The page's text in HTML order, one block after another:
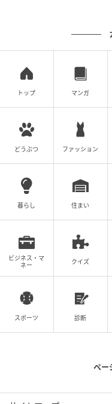
#1 送迎
ん」
の記事を
トップ マンガ
どうぶつ ファッション
暮らし 住まい
ビジネス・マ
ネー
クイズ
スポーツ 診断
ペー